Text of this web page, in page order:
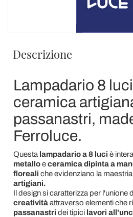
Descrizione
Lampadario 8
ceramica
passanastri,
Ferroluce.
Questa lampadarioa 8 luci è
metalloeceramica dipinta a
floreali che evidenziano la maestria
artigiani.
Il design si caratterizza per l'unione
creativitàattraverso elementi che
passanastri dei tipicilavori